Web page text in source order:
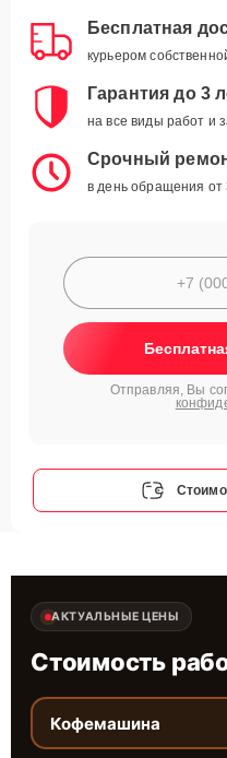
Бесплатная
курьером
Гарантия до 3
на все виды работ и
Срочный
в день обращения от
Отправляя, Вы
АКТУАЛЬНЫЕ ЦЕНЫ
Стоимость
Кофемашина